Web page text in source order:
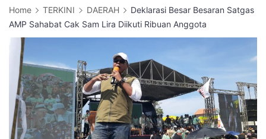
Home TERKINI DAERAH
Deklarasi Besar Besaran Satgas
AMP Sahabat Cak Sam Lira Diikuti Ribuan Anggota